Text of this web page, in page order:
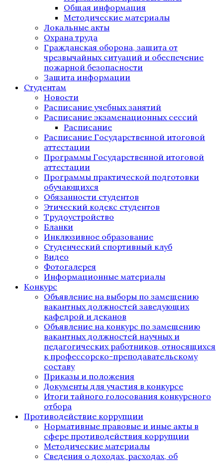
Общая информация
Методические материалы
Локальные акты
Охрана труда
Гражданская оборона, защита от
чрезвычайных ситуаций и обеспечение
пожарной безопасности
Защита информации
Студентам
Новости
Расписание учебных занятий
Расписание экзаменационных сессий
Расписание
Расписание Государственной итоговой
аттестации
Программы Государственной итоговой
аттестации
Программы практической подготовки
обучающихся
Обязанности студентов
Этический кодекс студентов
Трудоустройство
Бланки
Инклюзивное образование
Студенческий спортивный клуб
Видео
Фотогалерея
Информационные материалы
Конкурс
Объявление на выборы по замещению
вакантных должностей заведующих
кафедрой и деканов
Объявление на конкурс по замещению
вакантных должностей научных и
педагогических работников, относящихся
к профессорско-преподавательскому
составу
Приказы и положения
Документы для участия в конкурсе
Итоги тайного голосования конкурсного
отбора
Противодействие коррупции
Нормативные правовые и иные акты в
сфере противодействия коррупции
Методические материалы
Сведения о доходах, расходах, об